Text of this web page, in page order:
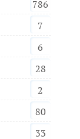
786
7
6
28
2
80
33